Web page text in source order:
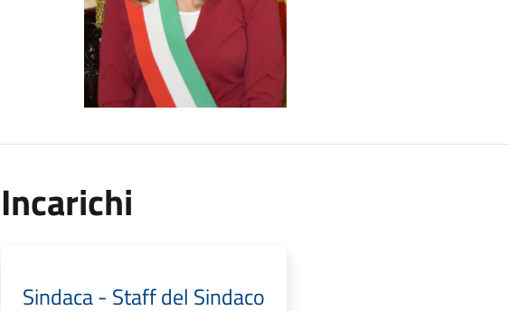
Incarichi
Sindaca - Staff del Sindaco